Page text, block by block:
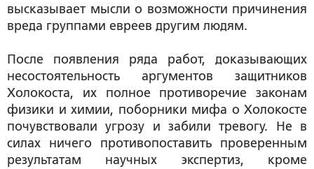
высказывает мысли о возможности причинения
вреда группами евреев другим людям.
После появления ряда работ, доказывающих
несостоятельность аргументов защитников
Холокоста, их полное противоречие законам
физики и химии, поборники мифа о Холокосте
почувствовали угрозу и забили тревогу. Не в
силах ничего противопоставить проверенным
результатам научных экспертиз, кроме